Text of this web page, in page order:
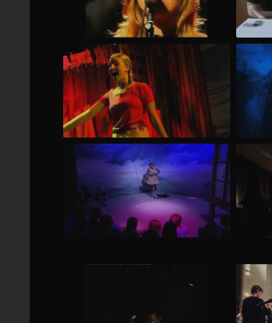
Anna Einarsson - Anagram - Be Still
s. Jag kommer snart hem! del 3 Ps.